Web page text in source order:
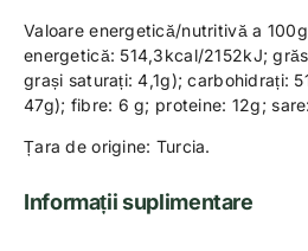
Valoare energetică/nutritivă a
energetică: 514,3kcal/2152kJ;
grași saturați: 4,1g); carbohidrați:
47g); fibre: 6 g; proteine: 12g;
Țara de origine: Turcia.
Informații suplimentare